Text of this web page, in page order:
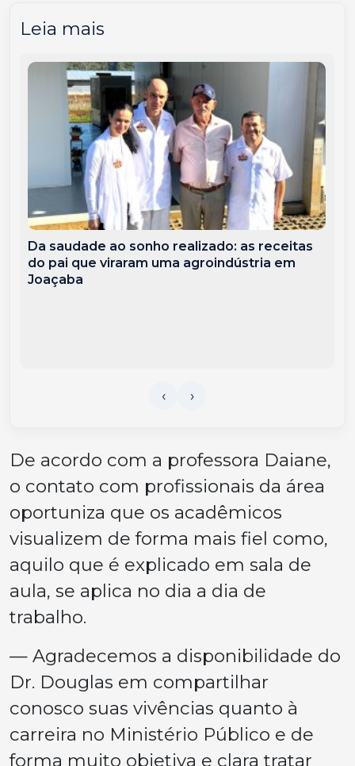
Leia mais
Da saudade ao sonho realizado: as receitas
do pai que viraram uma agroindústria em
Joaçaba
De acordo com a professora Daiane,
o contato com profissionais da área
oportuniza que os acadêmicos
visualizem de forma mais fiel como,
aquilo que é explicado em sala de
aula, se aplica no dia a dia de
trabalho.
— Agradecemos a disponibilidade do
Dr. Douglas em compartilhar
conosco suas vivências quanto à
carreira no Ministério Público e de
forma muito objetiva e clara tratar